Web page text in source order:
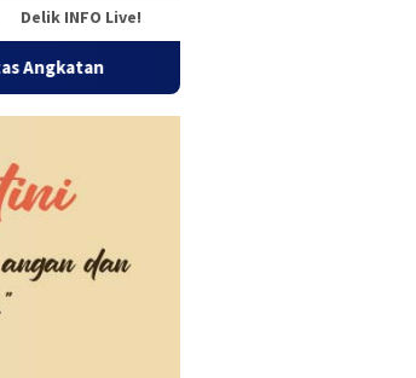
Delik INFO Live!
Jalan Sehat Temu Kangen Reuni Akbar